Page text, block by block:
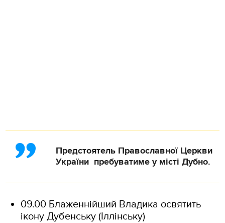
Предстоятель Православної Церкви
України пребуватиме у місті Дубно.
09.00 Блаженнійший Владика освятить
ікону Дубенську (Іллінську)